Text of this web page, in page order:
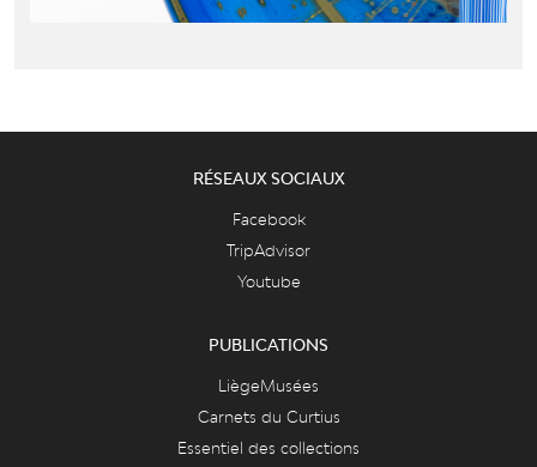
RÉSEAUX SOCIAUX
Facebook
TripAdvisor
Youtube
PUBLICATIONS
LiègeMusées
Carnets du Curtius
Essentiel des collections